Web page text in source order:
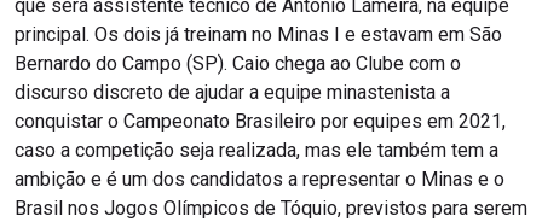
que será assistente técnico de Antonio Lameira, na equipe
principal. Os dois já treinam no Minas I e estavam em São
Bernardo do Campo (SP). Caio chega ao Clube com o
discurso discreto de ajudar a equipe minastenista a
conquistar o Campeonato Brasileiro por equipes em 2021,
caso a competição seja realizada, mas ele também tem a
ambição e é um dos candidatos a representar o Minas e o
Brasil nos Jogos Olímpicos de Tóquio, previstos para serem